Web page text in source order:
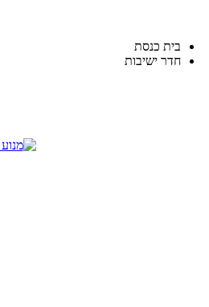
בית כנסת
חדר ישיבות